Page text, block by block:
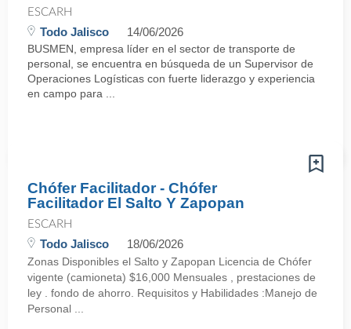
ESCARH
Todo Jalisco 14/06/2026
BUSMEN, empresa líder en el sector de transporte de
personal, se encuentra en búsqueda de un Supervisor de
Operaciones Logísticas con fuerte liderazgo y experiencia
en campo para ...
Chófer Facilitador - Chófer
Facilitador El Salto Y Zapopan
ESCARH
Todo Jalisco 18/06/2026
Zonas Disponibles el Salto y Zapopan Licencia de Chófer
vigente (camioneta) $16,000 Mensuales , prestaciones de
ley . fondo de ahorro. Requisitos y Habilidades :Manejo de
Personal ...